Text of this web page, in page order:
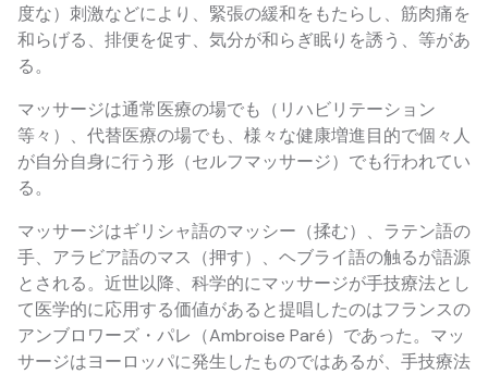
度な）刺激などにより、緊張の緩和をもたらし、筋肉痛を
和らげる、排便を促す、気分が和らぎ眠りを誘う、等があ
る。
マッサージは通常医療の場でも（リハビリテーション
等々）、代替医療の場でも、様々な健康増進目的で個々人
が自分自身に行う形（セルフマッサージ）でも行われてい
る。
マッサージはギリシャ語のマッシー（揉む）、ラテン語の
手、アラビア語のマス（押す）、ヘブライ語の触るが語源
とされる。近世以降、科学的にマッサージが手技療法とし
て医学的に応用する価値があると提唱したのはフランスの
アンブロワーズ・パレ（Ambroise Paré）であった。マッ
サージはヨーロッパに発生したものではあるが、手技療法